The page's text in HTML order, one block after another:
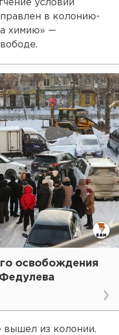
условий
в колонию-
химию» —
освобождения
вышел из колонии.